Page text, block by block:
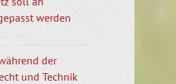
werden
der
und Technik